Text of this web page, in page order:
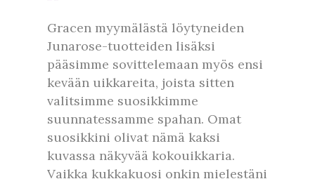
Gracen myymälästä löytyneiden
Junarose-tuotteiden lisäksi
pääsimme sovittelemaan myös ensi
kevään uikkareita, joista sitten
valitsimme suosikkimme
suunnatessamme spahan. Omat
suosikkini olivat nämä kaksi
kuvassa näkyvää kokouikkaria.
Vaikka kukkakuosi onkin mielestäni